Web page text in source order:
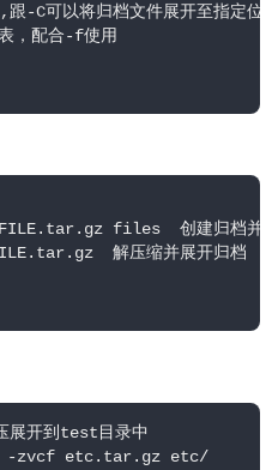
-C可以将归档文件展开至指定位
，配合-f使用
files  创建归档并
解压缩并展开归档
展开到test目录中
-zvcf etc.tar.gz etc/